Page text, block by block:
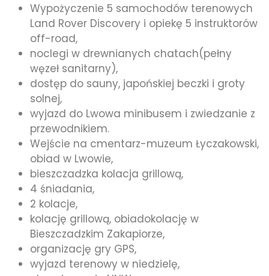
Wypożyczenie 5 samochodów terenowych
Land Rover Discovery i opiekę 5 instruktorów
off-road,
noclegi w drewnianych chatach(pełny
węzeł sanitarny),
dostęp do sauny, japońskiej beczki i groty
solnej,
wyjazd do Lwowa minibusem i zwiedzanie z
przewodnikiem.
Wejście na cmentarz-muzeum Łyczakowski,
obiad w Lwowie,
bieszczadzka kolacja grillową,
4 śniadania,
2 kolacje,
kolację grillową, obiadokolację w
Bieszczadzkim Zakapiorze,
organizację gry GPS,
wyjazd terenowy w niedzielę,